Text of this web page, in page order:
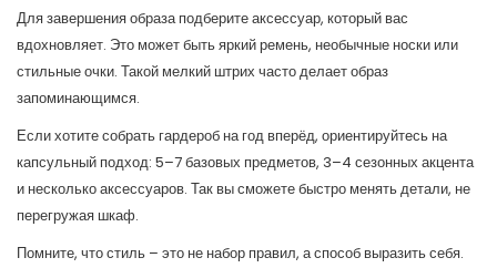
Для завершения образа подберите аксессуар, который вас
вдохновляет. Это может быть яркий ремень, необычные носки или
стильные очки. Такой мелкий штрих часто делает образ
запоминающимся.
Если хотите собрать гардероб на год вперёд, ориентируйтесь на
капсульный подход: 5–7 базовых предметов, 3–4 сезонных акцента
и несколько аксессуаров. Так вы сможете быстро менять детали, не
перегружая шкаф.
Помните, что стиль – это не набор правил, а способ выразить себя.